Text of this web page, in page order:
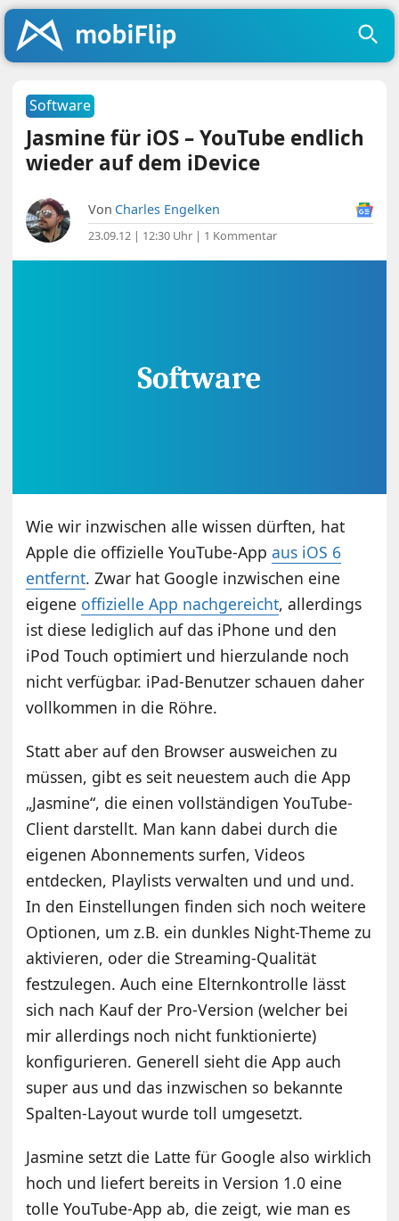
Software
Jasmine für iOS – YouTube endlich
wieder auf dem iDevice
Von Charles Engelken
23.09.12 | 12:30 Uhr | 1 Kommentar
Wie wir inzwischen alle wissen dürften, hat
Apple die offizielle YouTube-Appaus iOS 6
entfernt. Zwar hat Google inzwischen eine
eigene offizielle App nachgereicht, allerdings
ist diese lediglich auf das iPhone und den
iPod Touch optimiert und hierzulande noch
nicht verfügbar. iPad-Benutzer schauen daher
vollkommen in die Röhre.
Statt aber auf den Browser ausweichen zu
müssen, gibt es seit neuestem auch die App
„Jasmine“, die einen vollständigen YouTube-
Client darstellt. Man kann dabei durch die
eigenen Abonnements surfen, Videos
entdecken, Playlists verwalten und und und.
In den Einstellungen finden sich noch weitere
Optionen, um z.B. ein dunkles Night-Theme zu
aktivieren, oder die Streaming-Qualität
festzulegen. Auch eine Elternkontrolle lässt
sich nach Kauf der Pro-Version (welcher bei
mir allerdings noch nicht funktionierte)
konfigurieren. Generell sieht die App auch
super aus und das inzwischen so bekannte
Spalten-Layout wurde toll umgesetzt.
Jasmine setzt die Latte für Google also wirklich
hoch und liefert bereits in Version 1.0 eine
tolle YouTube-App ab, die zeigt, wie man es